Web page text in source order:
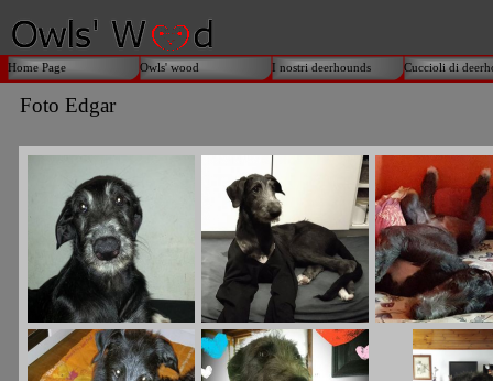
Home Page Owls' wood I nostri deerhounds Cuccioli di
Foto Edgar